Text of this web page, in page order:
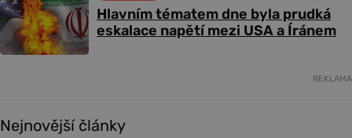
Hlavním tématem dne byla prudká
eskalace napětí mezi USA a Íránem
REKLAMA
Nejnovější články